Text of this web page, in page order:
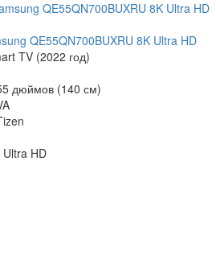
QE55QN700BUXRU 8K Ultra HD
TV (2022 год)
дюймов (140 см)
HD